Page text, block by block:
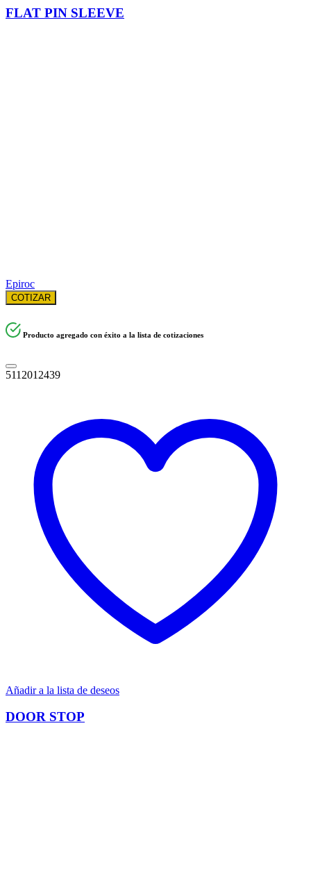
FLAT PIN SLEEVE
Epiroc
COTIZAR
Producto agregado con éxito a la lista de cotizaciones
5112012439
Añadir a la lista de deseos
DOOR STOP